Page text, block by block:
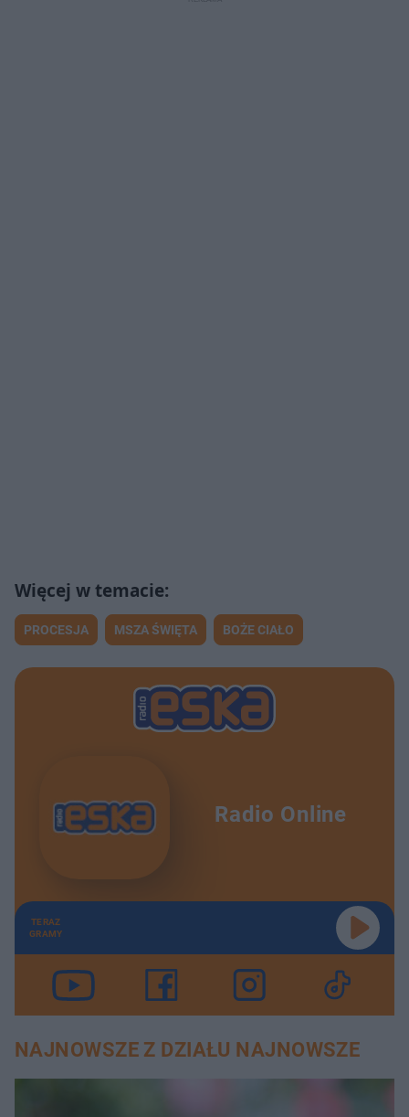
PROCESJA MSZA ŚWIĘTA BOŻE CIAŁO
Radio Online
TERAZ
GRAMY
NAJNOWSZE Z DZIAŁU NAJNOWSZE